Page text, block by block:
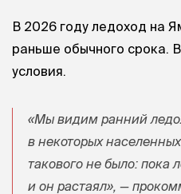
В 2026 году ледоход на
раньше обычного срока.
условия.
«Мы видим ранний
в некоторых
такового не было: пока
и он растаял», —